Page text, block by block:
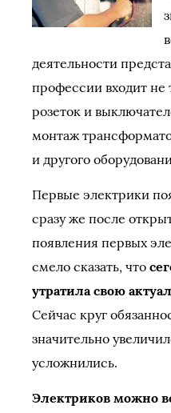
деятельности
профессии входит не
розеток и
монтаж
и другого
Первые электрики
сразу же после
появления первых
смело сказать, что
утратила свою
Сейчас круг
значительно
усложнились.
Электриков можно